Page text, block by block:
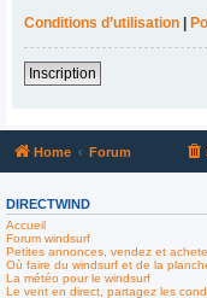
Conditions d’utilisation
Inscription
Home Forum
DIRECTWIND
Accueil
Forum windsurf
Petites annonces, vendez et
Où faire du windsurf et de la
La météo pour le windsurf
Le vent en direct, partagez les